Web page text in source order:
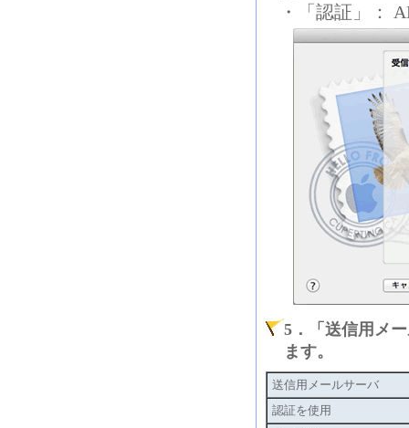
・「認証」：
5．「送信用メ
ます。
送信用メールサーバ
認証を使用